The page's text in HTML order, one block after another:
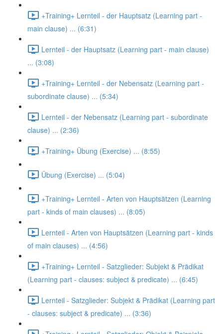
+Training+ Lernteil - der Hauptsatz (Learning part -
main clause) ... (6:31)
Lernteil - der Hauptsatz (Learning part - main clause)
... (3:08)
+Training+ Lernteil - der Nebensatz (Learning part -
subordinate clause) ... (5:34)
Lernteil - der Nebensatz (Learning part - subordinate
clause) ... (2:36)
+Training+ Übung (Exercise) ... (8:55)
Übung (Exercise) ... (5:04)
+Training+ Lernteil - Arten von Hauptsätzen (Learning
part - kinds of main clauses) ... (8:05)
Lernteil - Arten von Hauptsätzen (Learning part - kinds
of main clauses) ... (4:56)
+Training+ Lernteil - Satzglieder: Subjekt & Prädikat
(Learning part - clauses: subject & predicate) ... (6:45)
Lernteil - Satzglieder: Subjekt & Prädikat (Learning part
- clauses: subject & predicate) ... (3:36)